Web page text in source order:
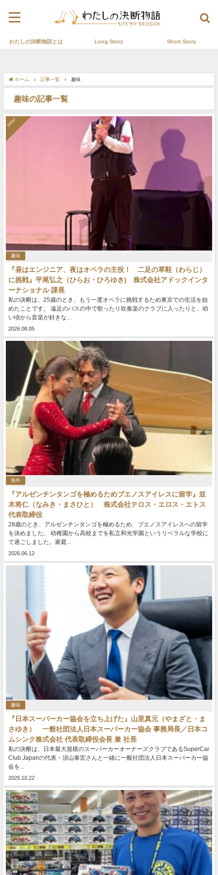
わたしの決断物語とは Long Story Short Story
ホーム 記事一覧 趣味
趣味の記事一覧
NEW!
趣味
『昼はエンジニア、夜はオペラの主役！ 二足の草鞋（わらじ）
に挑戦』平尾弘之（ひらお・ひろゆき) 株式会社アドックインタ
ーナショナル 課長
私の決断は、25歳のとき、もう一度オペラに挑戦するため東京での生活を始
めたことです。 遠足のバスの中で歌ったり吹奏楽のクラブに入ったりと、幼
い頃から音楽が好きな...
2026.08.05
海外
『アルゼンチンタンゴを極めるためブエノスアイレスに留学』並
木将仁（なみき・まさひと） 株式会社テロス・エロス・エトス
代表取締役
28歳のとき、アルゼンチンタンゴを極めるため、ブエノスアイレスへの留学
を決めました。 幼稚園から高校までを私立和光学園というリベラルな学校に
て過ごしました。家庭...
2026.06.12
趣味
『日本スーパーカー協会を立ち上げた』山里真元（やまざと・ま
さゆき） 一般社団法人日本スーパーカー協会 事務局長／日本コ
ムシンク株式会社 代表取締役会長 兼 社長
私の決断は、日本最大規模のスーパーカーオーナーズクラブであるSuperCar
Club Japanの代表・須山泰宏さんと一緒に一般社団法人日本スーパーカー協
会を...
2025.10.22